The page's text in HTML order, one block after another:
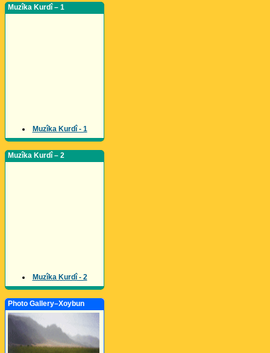
Muzîka Kurdî – 1
Muzîka Kurdî - 1
Muzîka Kurdî – 2
Muzîka Kurdî - 2
Photo Gallery–Xoybun